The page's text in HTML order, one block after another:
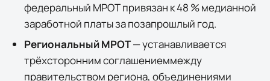
федеральный МРОТ привязан к 48 % медианной
заработной платы за позапрошлый год.
Региональный МРОТ— устанавливается
трёхсторонним соглашениеммежду
правительством региона, объединениями